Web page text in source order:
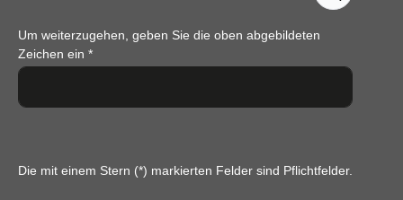
Um weiterzugehen, geben Sie die oben abgebildeten
Zeichen ein *
Die mit einem Stern (*) markierten Felder sind Pflichtfelder.